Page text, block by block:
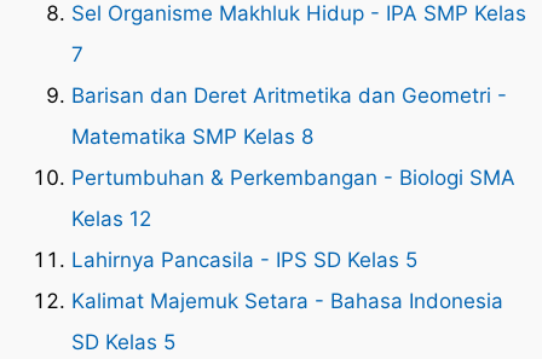
Sel Organisme Makhluk Hidup - IPA SMP Kelas
7
Barisan dan Deret Aritmetika dan Geometri -
Matematika SMP Kelas 8
Pertumbuhan & Perkembangan - Biologi SMA
Kelas 12
Lahirnya Pancasila - IPS SD Kelas 5
Kalimat Majemuk Setara - Bahasa Indonesia
SD Kelas 5